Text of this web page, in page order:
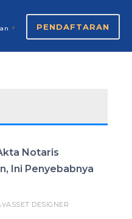
▼ PENDAFTARAN
Notaris
Ini Penyebabnya
ASSET DESIGNER